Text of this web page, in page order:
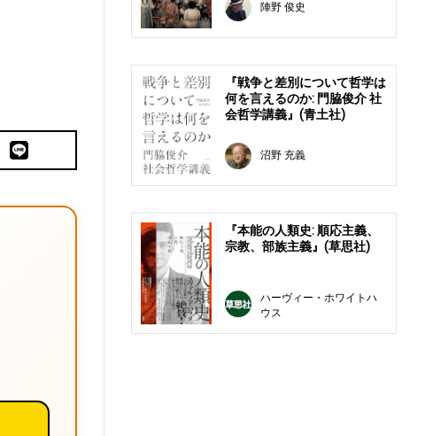
LINE
陣野 俊史
『戦争と差別について哲学は
何を言えるのか: 門脇俊介 社
会哲学講義』(青土社)
沼野 充義
『本能の人類史: 順応主義、
宗教、部族主義』(草思社)
ハーヴィー・ホワイトハ
ウス